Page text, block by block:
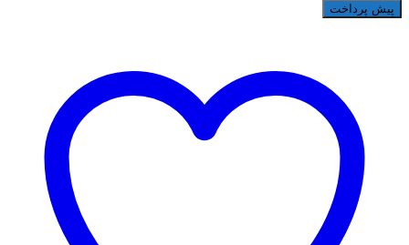
پیش پرداخت